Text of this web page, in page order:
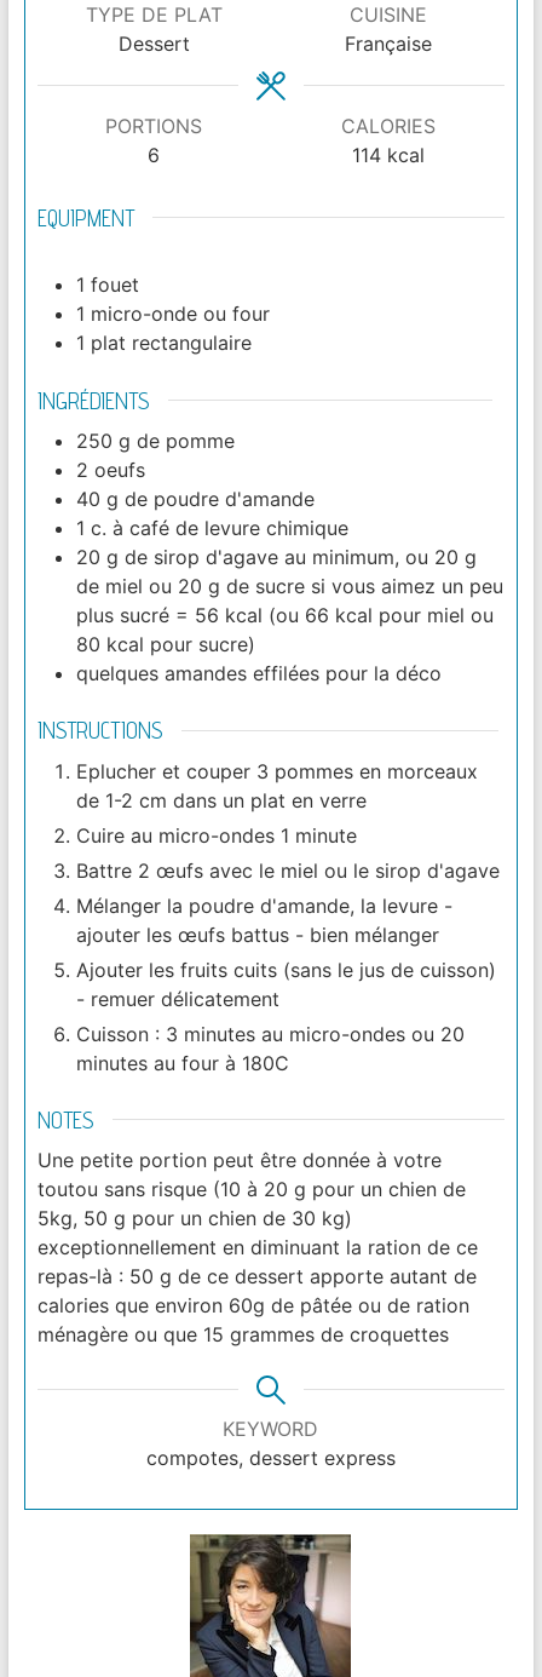
TYPE DE PLAT
Dessert
CUISINE
Française
PORTIONS
6
CALORIES
114 kcal
EQUIPMENT
1 fouet
1 micro-onde ou four
1 plat rectangulaire
INGRÉDIENTS
250 g de pomme
2 oeufs
40 g de poudre d'amande
1 c. à café de levure chimique
20 g de sirop d'agave au minimum, ou 20 g
de miel ou 20 g de sucre si vous aimez un peu
plus sucré = 56 kcal (ou 66 kcal pour miel ou
80 kcal pour sucre)
quelques amandes effilées pour la déco
INSTRUCTIONS
Eplucher et couper 3 pommes en morceaux
de 1-2 cm dans un plat en verre
Cuire au micro-ondes 1 minute
Battre 2 œufs avec le miel ou le sirop d'agave
Mélanger la poudre d'amande, la levure -
ajouter les œufs battus - bien mélanger
Ajouter les fruits cuits (sans le jus de cuisson)
- remuer délicatement
Cuisson : 3 minutes au micro-ondes ou 20
minutes au four à 180C
NOTES
Une petite portion peut être donnée à votre
toutou sans risque (10 à 20 g pour un chien de
5kg, 50 g pour un chien de 30 kg)
exceptionnellement en diminuant la ration de ce
repas-là : 50 g de ce dessert apporte autant de
calories que environ 60g de pâtée ou de ration
ménagère ou que 15 grammes de croquettes
KEYWORD
compotes, dessert express